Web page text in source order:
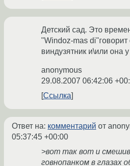
Детский сад. Это
"Windoz-mas di"говорит
виндузятник и\или она
anonymous
29.08.2007 06:42:06
Ссылка
Ответ на: комментарий от
05:37:45 +00:00
>вот так вот и
говнопанком в глазах